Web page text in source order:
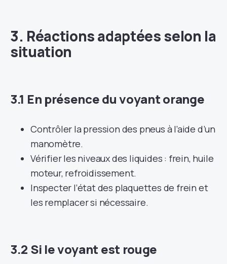
3. Réactions adaptées selon la
situation
3.1 En présence du voyant orange
Contrôler la pression des pneus à l’aide d’un
manomètre.
Vérifier les niveaux des liquides : frein, huile
moteur, refroidissement.
Inspecter l’état des plaquettes de frein et
les remplacer si nécessaire.
3.2 Si le voyant est rouge